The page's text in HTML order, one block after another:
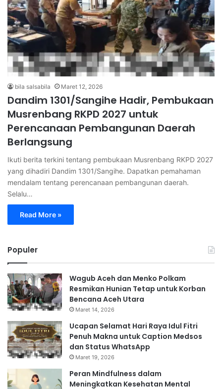
bila salsabila Maret 12, 2026
Dandim 1301/Sangihe Hadir, Pembukaan
Musrenbang RKPD 2027 untuk
Perencanaan Pembangunan Daerah
Berlangsung
Ikuti berita terkini tentang pembukaan Musrenbang RKPD 2027
yang dihadiri Dandim 1301/Sangihe. Dapatkan pemahaman
mendalam tentang perencanaan pembangunan daerah.
Selalu…
Read More »
Populer
Wagub Aceh dan Menko Polkam
Resmikan Hunian Tetap untuk Korban
Bencana Aceh Utara
Maret 14, 2026
Ucapan Selamat Hari Raya Idul Fitri
Penuh Makna untuk Caption Medsos
dan Status WhatsApp
Maret 19, 2026
Peran Mindfulness dalam
Meningkatkan Kesehatan Mental